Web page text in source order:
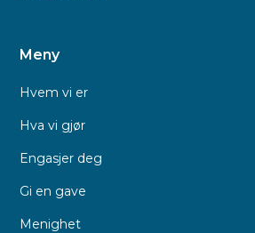
Meny
Hvem vi er
Hva vi gjør
Engasjer deg
Gi en gave
Menighet